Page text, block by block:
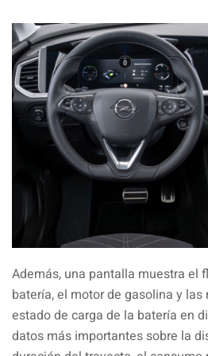
Además, una pantalla muestra el
batería, el motor de gasolina y las
estado de carga de la batería en
datos más importantes sobre la